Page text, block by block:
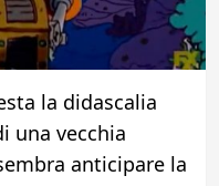
la didascalia
una vecchia
anticipare la